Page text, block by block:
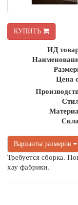
КУПИТЬ
ИД
Цена
Варианты размеров
Требуется сборка.
хау фабрики.